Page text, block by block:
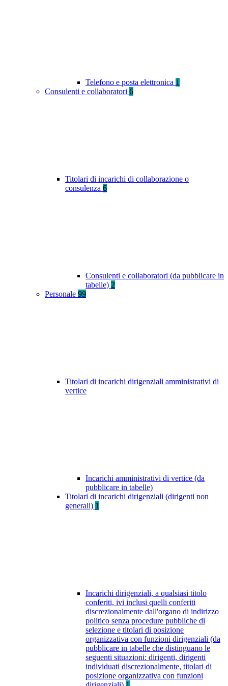
Telefono e posta elettronica 1
Consulenti e collaboratori 6
Titolari di incarichi di collaborazione o
consulenza 6
Consulenti e collaboratori (da pubblicare in
tabelle) 2
Personale 99
Titolari di incarichi dirigenziali amministrativi di
vertice
Incarichi amministrativi di vertice (da
pubblicare in tabelle)
Titolari di incarichi dirigenziali (dirigenti non
generali) 1
Incarichi dirigenziali, a qualsiasi titolo
conferiti, ivi inclusi quelli conferiti
discrezionalmente dall'organo di indirizzo
politico senza procedure pubbliche di
selezione e titolari di posizione
organizzativa con funzioni dirigenziali (da
pubblicare in tabelle che distinguano le
seguenti situazioni: dirigenti, dirigenti
individuati discrezionalmente, titolari di
posizione organizzativa con funzioni